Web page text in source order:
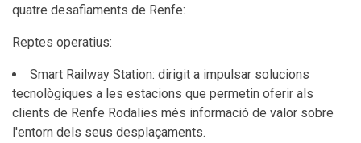
quatre desafiaments de Renfe:
Reptes operatius:
Smart Railway Station: dirigit a impulsar solucions
tecnològiques a les estacions que permetin oferir als
clients de Renfe Rodalies més informació de valor sobre
l'entorn dels seus desplaçaments.